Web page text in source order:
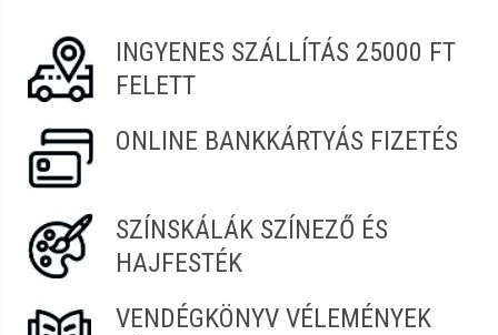
Judit 2025.12.20. 06:17
INGYENES SZÁLLÍTÁS 25000 FT
FELETT
ONLINE BANKKÁRTYÁS FIZETÉS
SZÍNSKÁLÁK SZÍNEZŐ ÉS
HAJFESTÉK
VENDÉGKÖNYV VÉLEMÉNYEK